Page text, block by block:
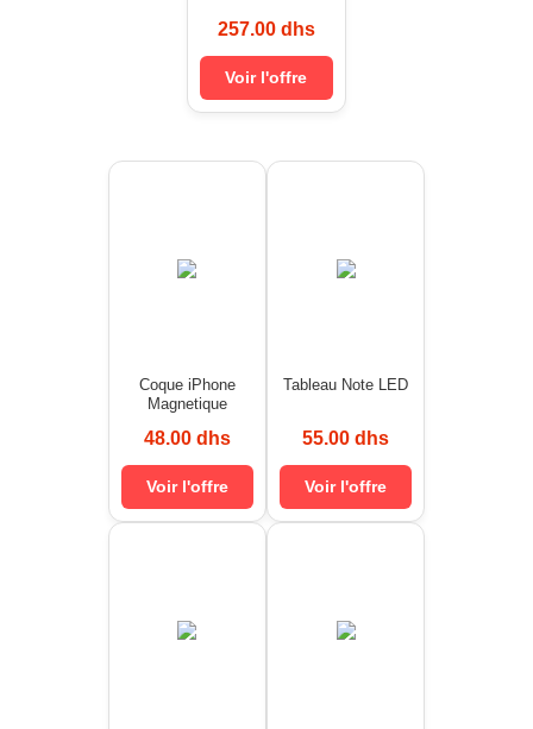
257.00 dhs
Voir l'offre
Coque iPhone
Magnetique
48.00 dhs
Voir l'offre
Tableau Note LED
55.00 dhs
Voir l'offre